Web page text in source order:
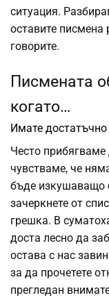
ситуация.
оставите писмена
говорите.
Писмената
когато…
Имате
Често
чувстваме, че
бъде изкушаващо
зачеркнете от
грешка. В
доста лесно да
остава с нас
за да прочетете
прегледан